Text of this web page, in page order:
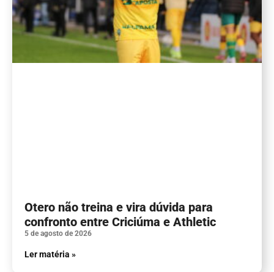
Otero não treina e vira dúvida para
confronto entre Criciúma e Athletic
5 de agosto de 2026
Ler matéria »